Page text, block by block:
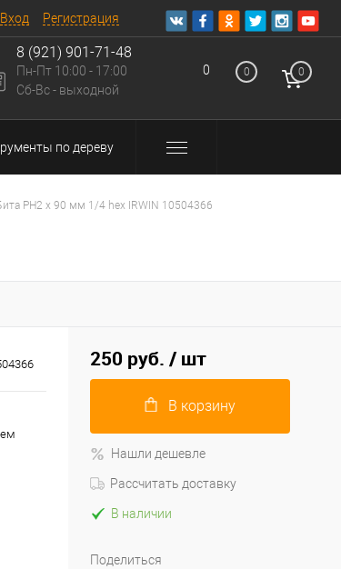
Вход Регистрация
8 (921) 901-71-48
Пн-Пт 10:00 - 17:00
Сб-Вс - выходной
0 0 0
по дереву
PH2 x 90 мм 1/4 hex IRWIN 10504366
250 руб. / шт
В корзину
Нашли дешевле
Рассчитать доставку
В наличии
Поделиться